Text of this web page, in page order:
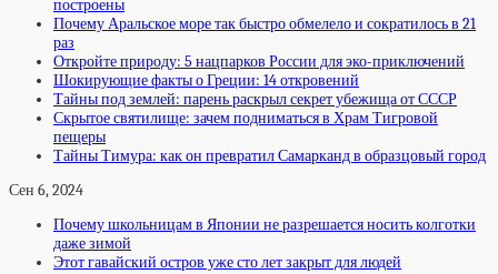
построены
Почему Аральское море так быстро обмелело и сократилось в 21
раз
Откройте природу: 5 нацпарков России для эко-приключений
Шокирующие факты о Греции: 14 откровений
Тайны под землей: парень раскрыл секрет убежища от СССР
Скрытое святилище: зачем подниматься в Храм Тигровой
пещеры
Тайны Тимура: как он превратил Самарканд в образцовый город
Сен 6, 2024
Почему школьницам в Японии не разрешается носить колготки
даже зимой
Этот гавайский остров уже сто лет закрыт для людей